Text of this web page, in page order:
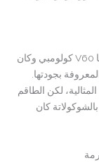
“زرت المقهى وقت الظهر وكانت الأجواء هادئة. طلبنا V60 كولومبي وكان
بجودتها.
لكن الطاقم
كان